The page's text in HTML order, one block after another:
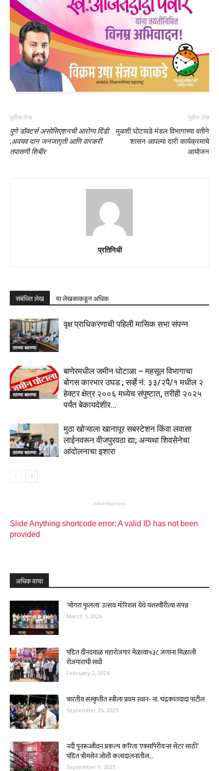
पूर्वीचा लेख
पुणे डॉक्टर्स असोसिएशनची आरोग्य दिंडी
;अवयव दान जनजागृती आणि वारकरी
तपासणी शिबीर
पुढील लेख
मुळशी घोटावडे मंडल विभागाच्या वतीने
शासन आपल्या दारी कार्यक्रमाचे
आयोजन
प्रतिनिधी
संबंधित लेख या लेखकाकडून अधिक
ताज्या बातम्या
वृक्ष प्राधिकरणाची पहिली मासिक सभा संपन्न
ताज्या बातम्या
बाणेरमधील जमीन घोटाळा – महसूल विभागाचा
बोगस कारभार उघड ; सर्व्हे नं. ३३/२पै/१ मधील २
हेक्टर क्षेत्र २००६ मध्येच संपुष्टात, तरीही २०२५
पर्यंत बेकायदेशीर...
ताज्या बातम्या
मुठा खोऱ्याला खानापूर सबस्टेशन किंवा लवासा
लाईनवरून वीजपुरवठा द्या; अन्यथा शिवसेनेचा
आंदोलनाचा इशारा
- Advertisement -
Slide Anything shortcode error: A valid ID has not been
provided
अधिक वाचा
‘मोगरा फुलला’ उत्सव मॉरिशस येथे यशस्वीरीत्या संपन्न
March 5, 2026
पंडित दीनदयाळ महारोजगार मेळावा५३८ जणांना मिळाली
रोजगाराची संधी
February 2, 2024
भारतीय संस्कृतीत स्त्रीला प्रथम स्थान- ना. चंद्रकांतदादा पाटील
September 26, 2025
नदी पुनरूज्जीवन प्रकल्प करिता ‘एक्सपिरीयन्स सेंटर साठी’
पंडित भीमसेन जोशी कलादालनातील...
September 9, 2025